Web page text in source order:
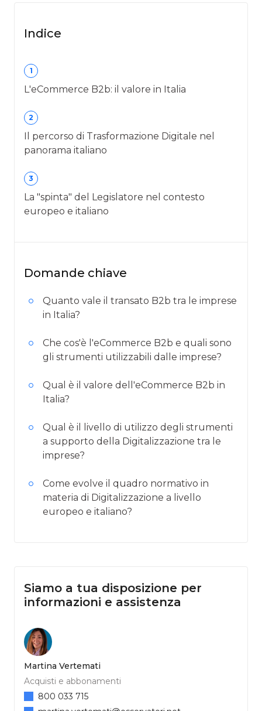
Indice
1
L'eCommerce B2b: il valore in Italia
2
Il percorso di Trasformazione Digitale nel
panorama italiano
3
La "spinta" del Legislatore nel contesto
europeo e italiano
Domande chiave
Quanto vale il transato B2b tra le imprese
in Italia?
Che cos'è l'eCommerce B2b e quali sono
gli strumenti utilizzabili dalle imprese?
Qual è il valore dell'eCommerce B2b in
Italia?
Qual è il livello di utilizzo degli strumenti
a supporto della Digitalizzazione tra le
imprese?
Come evolve il quadro normativo in
materia di Digitalizzazione a livello
europeo e italiano?
Siamo a tua disposizione per
informazioni e assistenza
Martina Vertemati
Acquisti e abbonamenti
800 033 715